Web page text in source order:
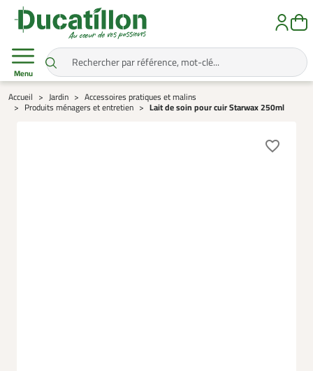
Menu
Accueil Jardin
Accessoires pratiques et malins
Produits ménagers et entretien
Lait de soin pour cuir Starwax 250ml
favorite_border